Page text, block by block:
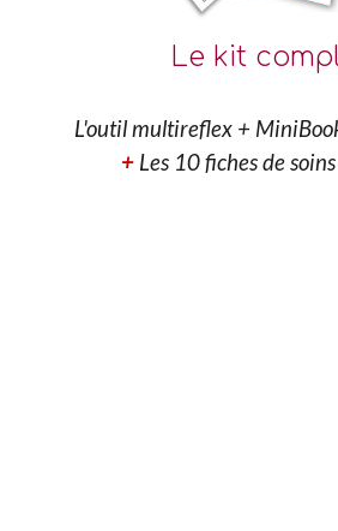
Le kit
L'outil multireflex +
+ Les 10 fiches de